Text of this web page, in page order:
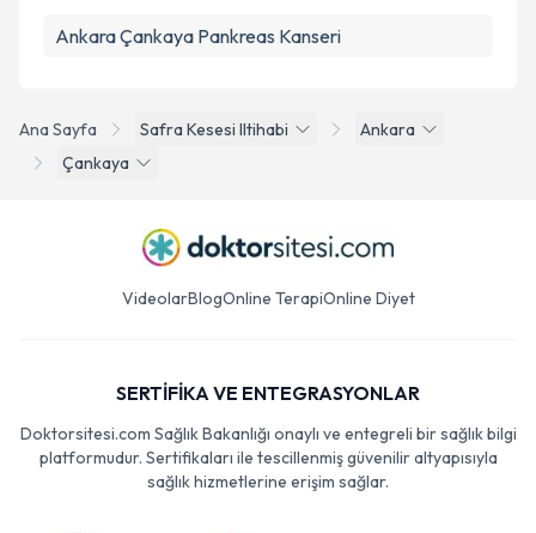
Ana Sayfa Safra Kesesi Iltihabi
Ankara
Çankaya
Ankara Çankaya Pankreas Kanseri
VideolarBlogOnline TerapiOnline Diyet
SERTİFİKA VE ENTEGRASYONLAR
Doktorsitesi.com Sağlık Bakanlığı onaylı ve entegreli bir sağlık bilgi
platformudur. Sertifikaları ile tescillenmiş güvenilir altyapısıyla
sağlık hizmetlerine erişim sağlar.